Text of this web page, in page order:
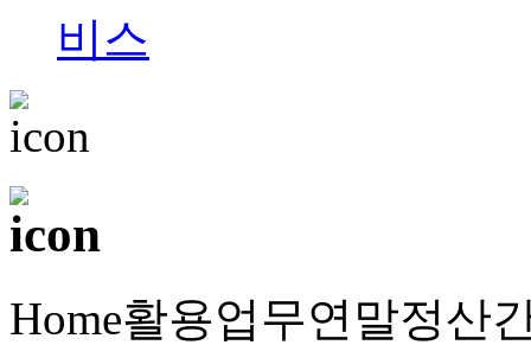
Home활용업무연말정산